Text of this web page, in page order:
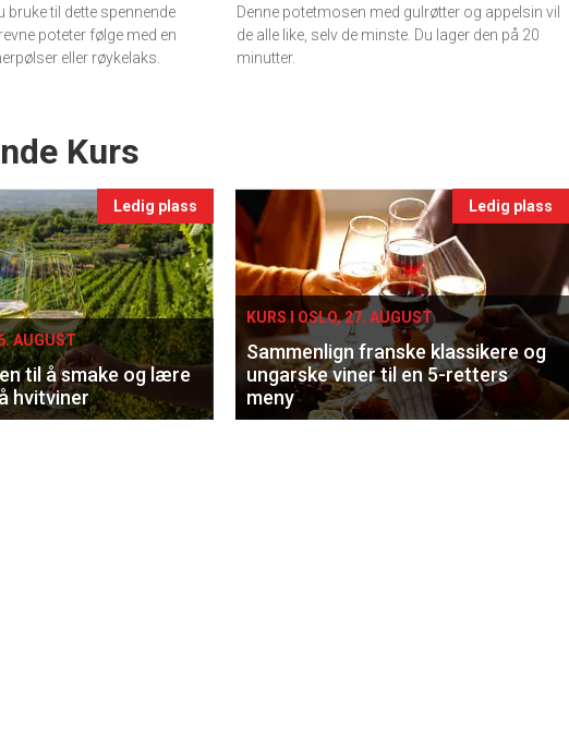
bruke til dette spennende
poteter følge med en
eller røykelaks.
Denne potetmosen med gulrøtter og appelsin vil
de alle like, selv de minste. Du lager den på 20
minutter.
Kurs
Ledig plass
AUGUST
til å smake og lære
hvitviner
Ledig plass
KURS I OSLO, 27. AUGUST
Sammenlign franske klassikere og
ungarske viner til en 5-retters
meny